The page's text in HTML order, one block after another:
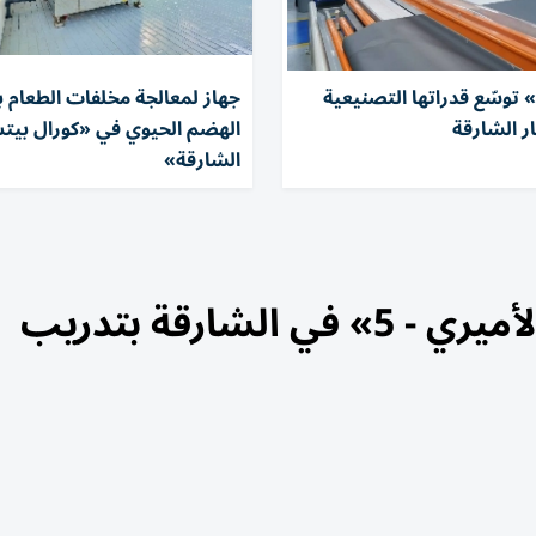
توسّع قدراتها التصنيعية
الشارقة
جهاز لمعالجة مخلفات الطعام
الهضم الحيوي في «كورال
الشارقة»
ختام برنامج «أصدقاء الحرس الأميري - 5» في الشارقة بتدريب